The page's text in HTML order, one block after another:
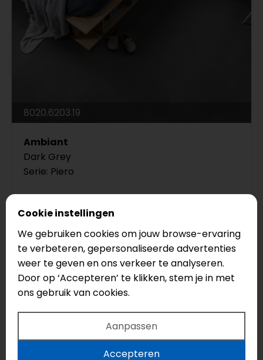
8020.6203.19
Ambiant
Dark Grey
Serie: Piero
Legmethode: Click
Vloertype: Tegel
€49,95
€42,45
Cookie instellingen
We gebruiken cookies om jouw browse-ervaring
te verbeteren, gepersonaliseerde advertenties
weer te geven en ons verkeer te analyseren.
Door op ‘Accepteren’ te klikken, stem je in met
ons gebruik van cookies.
Aanpassen
Accepteren